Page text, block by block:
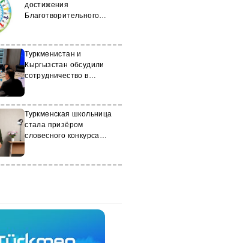
достижения
Благотворительного
Туркменистан и
Кыргызстан обсудили
сотрудничество в
Туркменская школьница
стала призёром
словесного конкурса